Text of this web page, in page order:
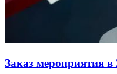
Заказ мероприятия в